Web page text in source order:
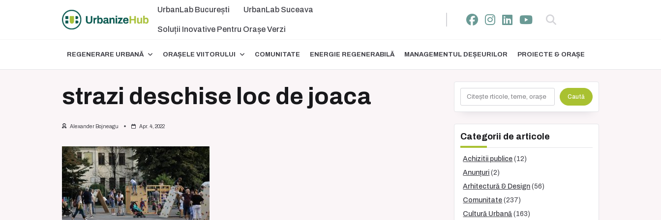
UrbanLab București UrbanLab Suceava
Soluții Inovative Pentru Orașe Verzi
REGENERARE URBANĂ ORAȘELE VIITORULUI COMUNITATE ENERGIE REGENERABILĂ MANAGEMENTUL DEȘEURILOR PROIECTE & ORAȘE
strazi deschise loc de joaca
Alexander Bojneagu Apr. 4, 2022
Caută
Categorii de articole
Achizitii publice (12)
Anunțuri (2)
Arhitectură & Design (56)
Comunitate (237)
Cultură Urbană (163)